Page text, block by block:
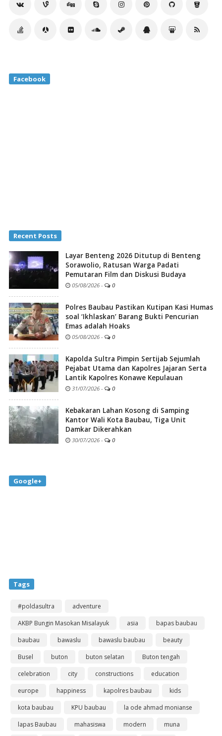
Facebook
Recent Posts
Layar Benteng 2026 Ditutup di Benteng
Sorawolio, Ratusan Warga Padati
Pemutaran Film dan Diskusi Budaya
05/08/2026 - 0
Polres Baubau Pastikan Kutipan Kasi Humas
soal ‘Ikhlaskan’ Barang Bukti Pencurian
Emas adalah Hoaks
05/08/2026 - 0
Kapolda Sultra Pimpin Sertijab Sejumlah
Pejabat Utama dan Kapolres Jajaran Serta
Lantik Kapolres Konawe Kepulauan
31/07/2026 - 0
Kebakaran Lahan Kosong di Samping
Kantor Wali Kota Baubau, Tiga Unit
Damkar Dikerahkan
30/07/2026 - 0
Google+
Tags
#poldasultra
adventure
AKBP Bungin Masokan Misalayuk
asia
bapas baubau
baubau
bawaslu bawaslu baubau
beauty
Busel
buton buton selatan
Buton tengah
celebration
city constructions
education
europe
happiness kapolres baubau
kids
kota baubau
KPU baubau
la ode ahmad monianse
lapas Baubau
mahasiswa modern
muna